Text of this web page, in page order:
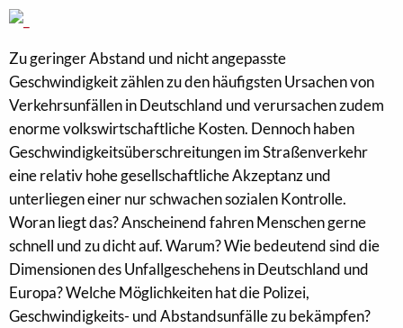
Zu geringer Abstand und nicht angepasste
Geschwindigkeit zählen zu den häufigsten Ursachen von
Verkehrsunfällen in Deutschland und verursachen zudem
enorme volkswirtschaftliche Kosten. Dennoch haben
Geschwindigkeitsüberschreitungen im Straßenverkehr
eine relativ hohe gesellschaftliche Akzeptanz und
unterliegen einer nur schwachen sozialen Kontrolle.
Woran liegt das? Anscheinend fahren Menschen gerne
schnell und zu dicht auf. Warum? Wie bedeutend sind die
Dimensionen des Unfallgeschehens in Deutschland und
Europa? Welche Möglichkeiten hat die Polizei,
Geschwindigkeits- und Abstandsunfälle zu bekämpfen?